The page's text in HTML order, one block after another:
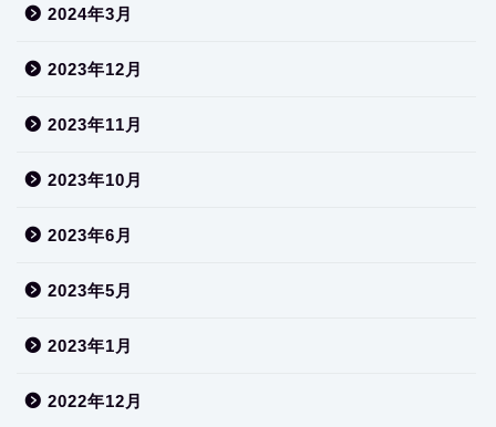
2024年3月
2023年12月
2023年11月
2023年10月
2023年6月
2023年5月
2023年1月
2022年12月